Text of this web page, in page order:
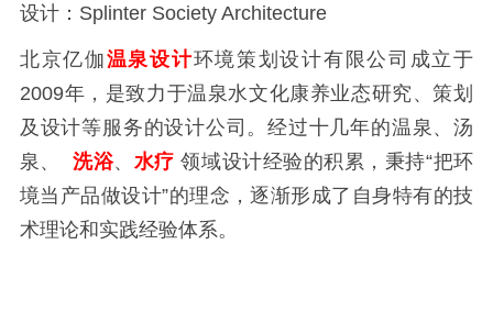
设计：Splinter Society Architecture
北京亿伽温泉设计环境策划设计有限公司成立于
2009年，是致力于温泉水文化康养业态研究、策划
及设计等服务的设计公司。经过十几年的温泉、汤
泉、洗浴、 水疗 领域设计经验的积累，秉持“把环
境当产品做设计”的理念，逐渐形成了自身特有的技
术理论和实践经验体系。